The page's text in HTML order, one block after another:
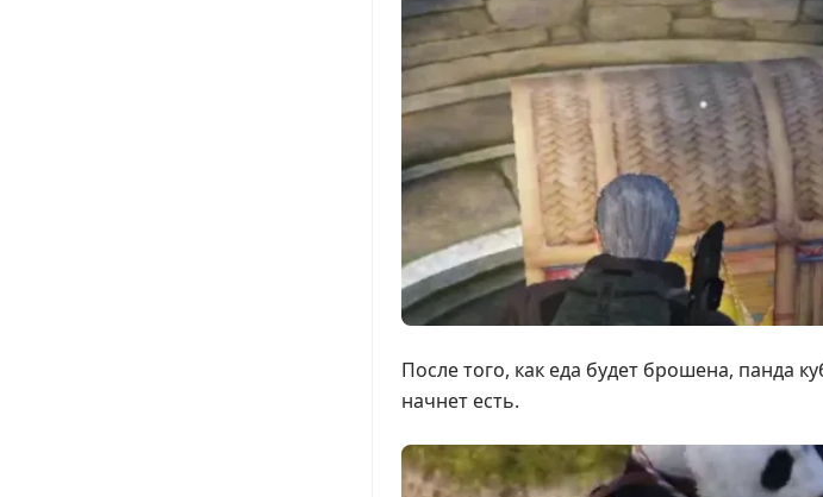
После того, как еда будет брошена, панда
начнет есть.